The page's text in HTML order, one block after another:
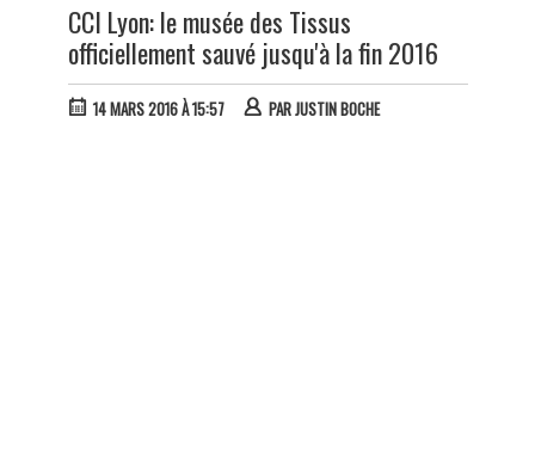
CCI Lyon: le musée des Tissus
officiellement sauvé jusqu'à la fin 2016
14 MARS 2016 À 15:57 PARJUSTIN BOCHE